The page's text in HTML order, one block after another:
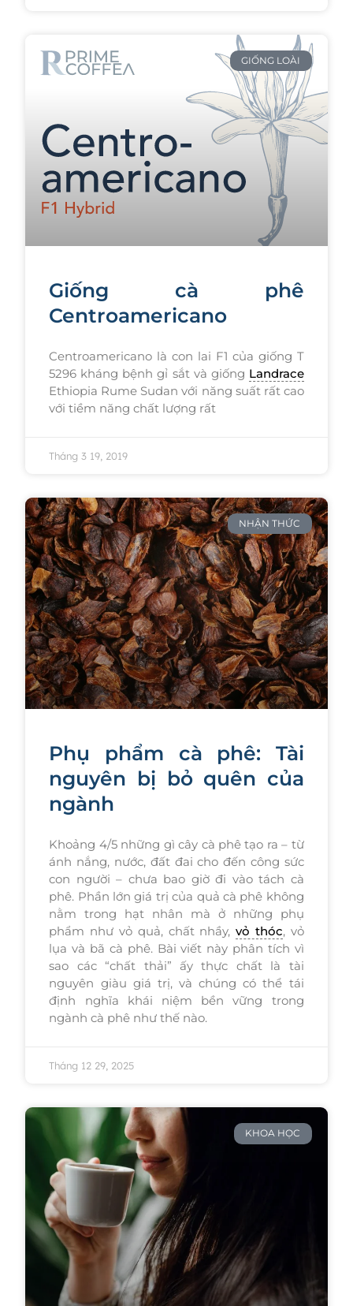
GIỐNG LOÀI
Giống cà phê
Centroamericano
Centroamericano là con lai F1 của giống T
5296 kháng bệnh gỉ sắt và giống Landrace
Ethiopia Rume Sudan với năng suất rất cao
với tiềm năng chất lượng rất
Tháng 3 19, 2019
NHẬN THỨC
Phụ phẩm cà phê: Tài
nguyên bị bỏ quên của
ngành
Khoảng 4/5 những gì cây cà phê tạo ra – từ
ánh nắng, nước, đất đai cho đến công sức
con người – chưa bao giờ đi vào tách cà
phê. Phần lớn giá trị của quả cà phê không
nằm trong hạt nhân mà ở những phụ
phẩm như vỏ quả, chất nhầy,vỏ thóc, vỏ
lụa và bã cà phê. Bài viết này phân tích vì
sao các “chất thải” ấy thực chất là tài
nguyên giàu giá trị, và chúng có thể tái
định nghĩa khái niệm bền vững trong
ngành cà phê như thế nào.
Tháng 12 29, 2025
KHOA HỌC